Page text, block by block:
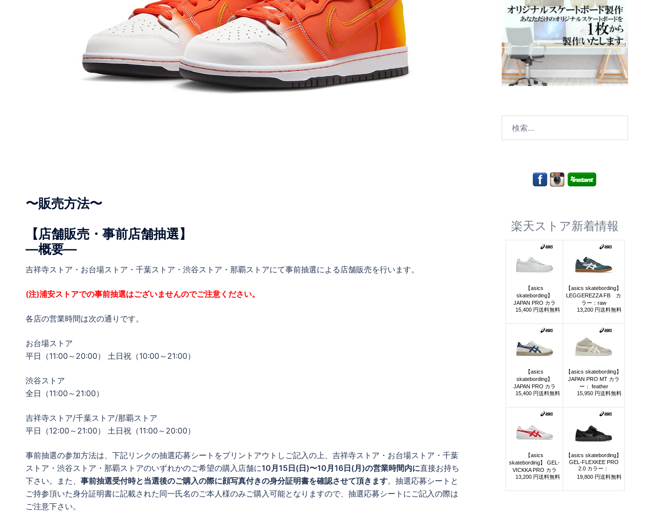
〜販売方法〜
【店舗販売・事前店舗抽選】
―概要―
吉祥寺ストア・お台場ストア・千葉ストア・渋谷ストア・那覇ストアにて事前抽選による店舗販売を行います。
(注)浦安ストアでの事前抽選はございませんのでご注意ください。
各店の営業時間は次の通りです。
お台場ストア
平日（11:00～20:00） 土日祝（10:00～21:00）
渋谷ストア
全日（11:00～21:00）
吉祥寺ストア/千葉ストア/那覇ストア
平日（12:00～21:00） 土日祝（11:00～20:00）
事前抽選の参加方法は、下記リンクの抽選応募シートをプリントアウトしご記入の上、吉祥寺ストア・お台場ストア・千葉
ストア・渋谷ストア・那覇ストアのいずれかのご希望の購入店舗に10月15日(日)〜10月16日(月)の営業時間内に直接お持ち
下さい。また、 事前抽選受付時と当選後のご購入の際に顔写真付きの身分証明書を確認させて頂きます。抽選応募シートと
ご持参頂いた身分証明書に記載された同一氏名のご本人様のみご購入可能となりますので、抽選応募シートにご記入の際は
ご注意下さい。
楽天ストア新着情報